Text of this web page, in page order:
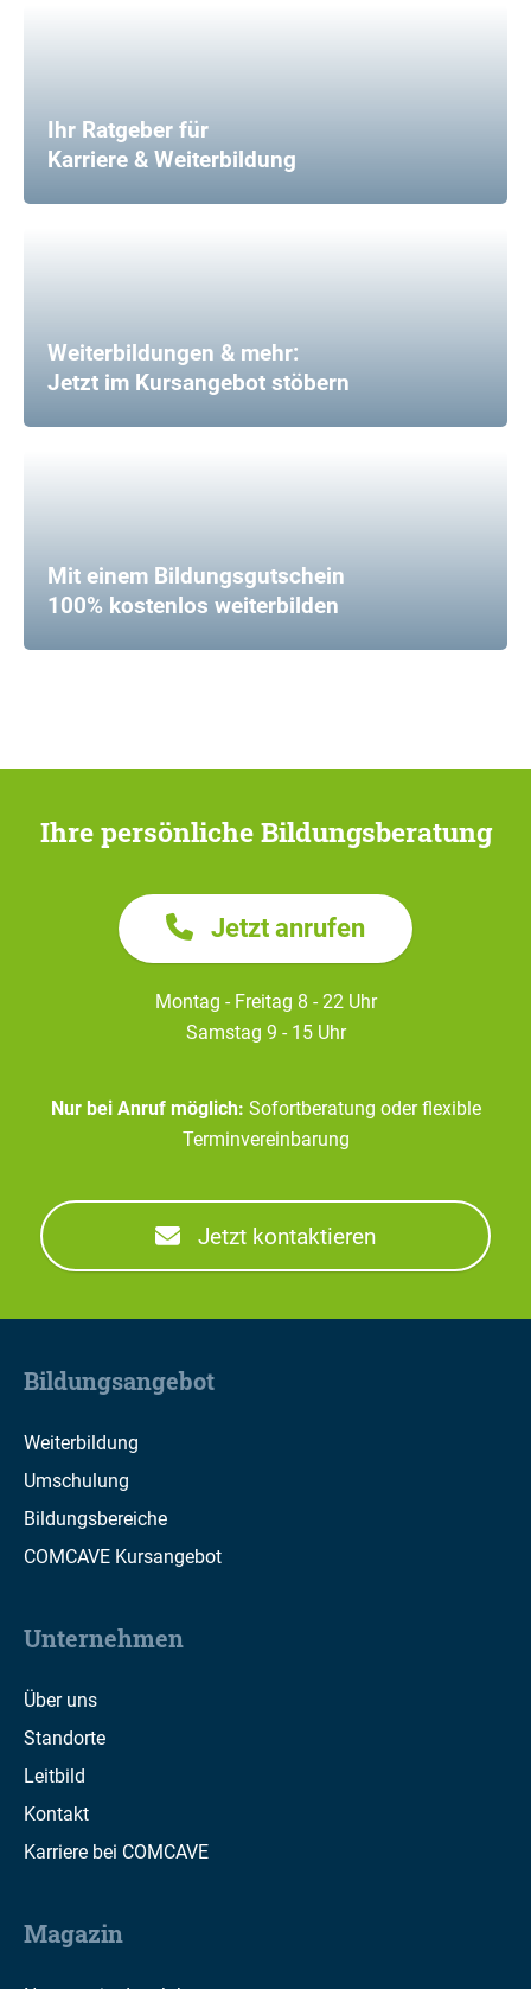
Ihr Ratgeber für
Karriere & Weiterbildung
Weiterbildungen & mehr:
Jetzt im Kursangebot stöbern
Mit einem Bildungsgutschein
100% kostenlos weiterbilden
Ihre persönliche Bildungsberatung
Jetzt anrufen
Montag - Freitag 8 - 22 Uhr
Samstag 9 - 15 Uhr
Nur bei Anruf möglich: Sofortberatung oder flexible
Terminvereinbarung
Jetzt kontaktieren
Bildungsangebot
Weiterbildung
Umschulung
Bildungsbereiche
COMCAVE Kursangebot
Unternehmen
Über uns
Standorte
Leitbild
Kontakt
Karriere bei COMCAVE
Magazin